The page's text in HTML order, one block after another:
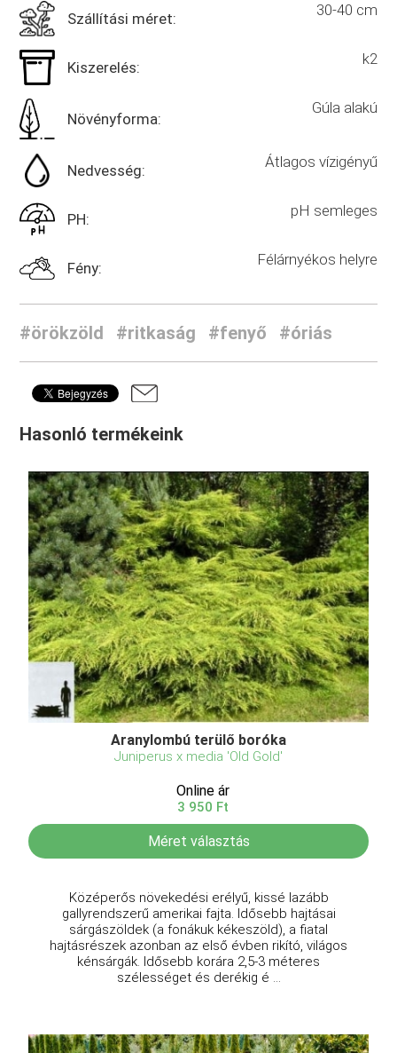
Szállítási méret: 30-40 cm
Kiszerelés: k2
Növényforma:
Gúla alakú
Nedvesség: Átlagos vízigényű
PH: pH semleges
Fény: Félárnyékos helyre
#örökzöld #ritkaság #fenyő #óriás
Hasonló termékeink
Aranylombú terülő boróka
Juniperus x media 'Old Gold'
Online ár
3 950 Ft
Méret választás
Középerős növekedési erélyű, kissé lazább
gallyrendszerű amerikai fajta. Idősebb hajtásai
sárgászöldek (a fonákuk kékeszöld), a fiatal
hajtásrészek azonban az első évben rikító, világos
kénsárgák. Idősebb korára 2,5-3 méteres
szélességet és derékig é ...